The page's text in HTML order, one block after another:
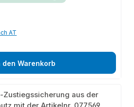
AT
den Warenkorb